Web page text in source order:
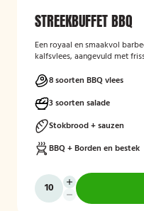
STREEKBUFFET BBQ
Een royaal en smaakvol
kalfsvlees, aangevuld met
streekgebonden smaken voor
8 soorten BBQ vlees
3 soorten salade
Stokbrood + sauzen
BBQ + Borden en bestek